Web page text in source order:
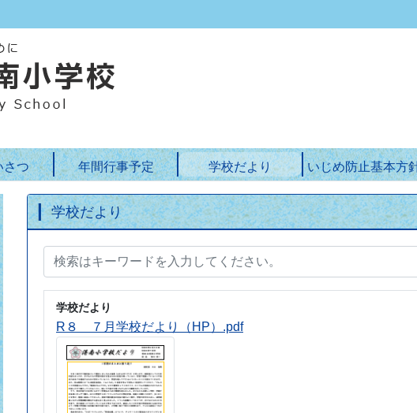
さつ 年間行事予定 学校だより いじめ防止基本方
学校だより
学校だより
R８ ７月学校だより（HP）.pdf